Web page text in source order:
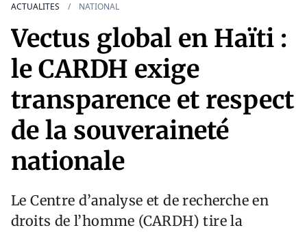
ACTUALITES NATIONAL
Vectus global en Haïti :
le CARDH exige
transparence et respect
de la souveraineté
nationale
Le Centre d’analyse et de recherche en
droits de l’homme (CARDH) tire la